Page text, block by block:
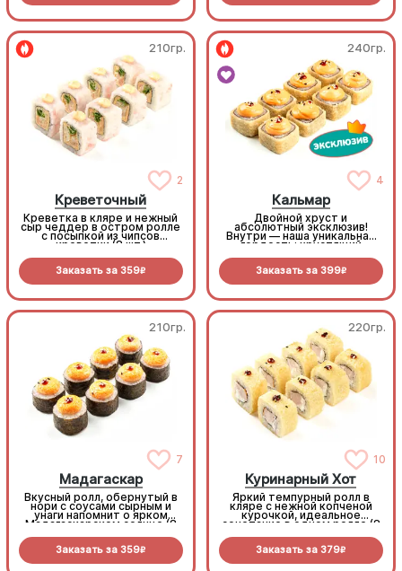
210гр.
2
Креветочный
Креветка в кляре и нежный
сыр чеддер в остром ролле
с посыпкой из чипсов
креветки (8 шт.)
Заказать за 359R
240гр.
4
Кальмар
Двойной хруст и
абсолютный эксклюзив!
Внутри — наша уникальная
гордость: хрустящий
и зеленым луком. Снаружи
— горячая золотистая
темпура. Щедро поливаем
сладким Унаги - объедение
(8 шт.)
Заказать за 399R
210гр.
7
Мадагаскар
Вкусный ролл, обернутый в
нори с соусами сырным и
унаги напомнит о ярком
Мадагаскарском солнце (8
Заказать за 359R
220гр.
10
Куринарный Хот
Яркий темпурный ролл в
кляре с нежной копченой
курочкой, идеальное
сочетание в одном ролле (8
Заказать за 379R